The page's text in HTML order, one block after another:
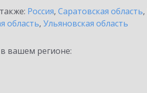
Россия, Саратовская область,
область, Ульяновская область
вашем регионе: